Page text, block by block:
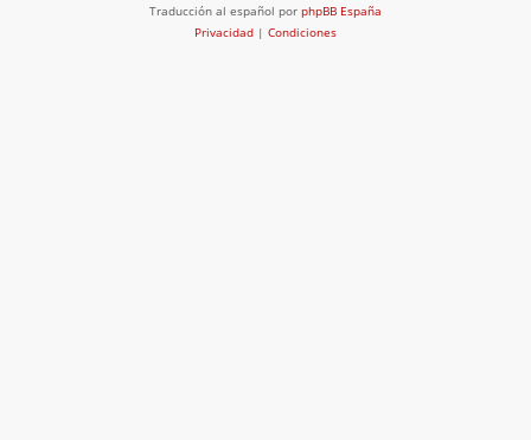
Traducción al español por phpBB España
Privacidad | Condiciones